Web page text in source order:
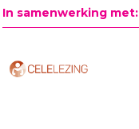
In samenwerking met: